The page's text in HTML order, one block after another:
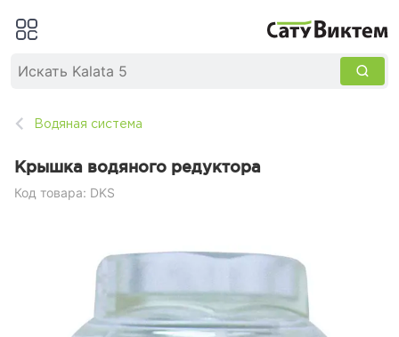
Водяная система
Крышка водяного редуктора
Код товара: DKS